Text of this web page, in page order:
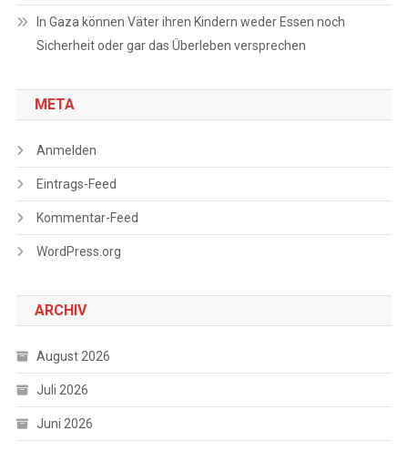
In Gaza können Väter ihren Kindern weder Essen noch
Sicherheit oder gar das Überleben versprechen
META
Anmelden
Eintrags-Feed
Kommentar-Feed
WordPress.org
ARCHIV
August 2026
Juli 2026
Juni 2026